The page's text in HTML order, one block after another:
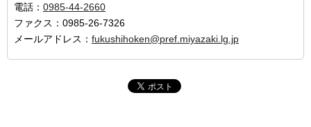
電話： 0985-44-2660
ファクス：0985-26-7326
メールアドレス： fukushihoken@pref.miyazaki.lg.jp